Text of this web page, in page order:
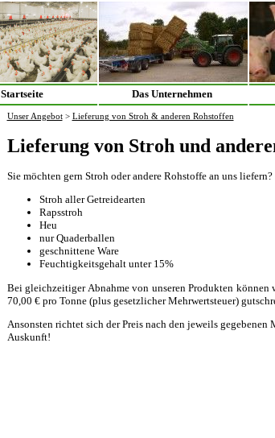
Startseite Das Unternehmen
Unser Angebot > Lieferung von Stroh & anderen Rohstoffen
Lieferung von Stroh und
Sie möchten gern Stroh oder andere Rohstoffe an uns
Stroh aller Getreidearten
Rapsstroh
Heu
nur Quaderballen
geschnittene Ware
Feuchtigkeitsgehalt unter 15%
Bei gleichzeitiger Abnahme von unseren Produkten können
70,00 € pro Tonne (plus gesetzlicher Mehrwertsteuer)
Ansonsten richtet sich der Preis nach den jeweils
Auskunft!